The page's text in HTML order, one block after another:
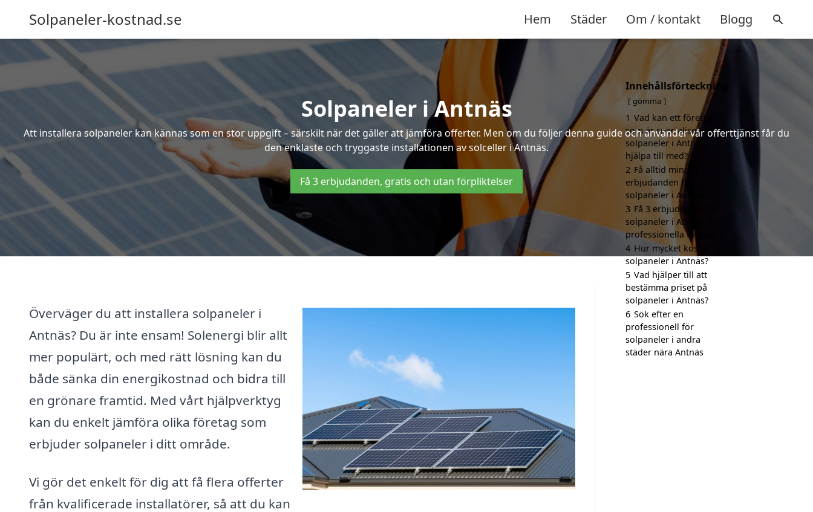
Solpaneler-kostnad.se Hem Städer Om / kontakt Blogg
Solpaneler i Antnäs
Att installera solpaneler kan kännas som en stor uppgift – särskilt när det gäller att jämföra offerter. Men om du följer denna guide och använder vår offerttjänst får du
den enklaste och tryggaste installationen av solceller i Antnäs.
Få 3 erbjudanden, gratis och utan förpliktelser
Överväger du att installera solpaneler i
Antnäs? Du är inte ensam! Solenergi blir allt
mer populärt, och med rätt lösning kan du
både sänka din energikostnad och bidra till
en grönare framtid. Med vårt hjälpverktyg
kan du enkelt jämföra olika företag som
erbjuder solpaneler i ditt område.
Vi gör det enkelt för dig att få flera offerter
från kvalificerade installatörer, så att du kan
Innehållsförteckning
gömma
1 Vad kan ett företag
som är specialiserat på
solpaneler i Antnäs
hjälpa till med?
2 Få alltid minst 3
erbjudanden för
solpaneler i Antnäs
3 Få 3 erbjudanden för
solpaneler i Antnäs från
professionella företag
4 Hur mycket kostar
solpaneler i Antnäs?
5 Vad hjälper till att
bestämma priset på
solpaneler i Antnäs?
6 Sök efter en
professionell för
solpaneler i andra
städer nära Antnäs